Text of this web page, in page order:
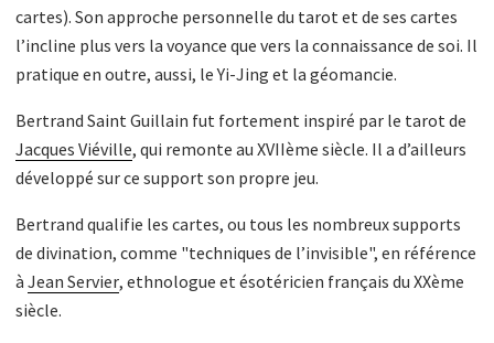
cartes). Son approche personnelle du tarot et de ses cartes
l’incline plus vers la voyance que vers la connaissance de soi. Il
pratique en outre, aussi, le Yi-Jing et la géomancie.
Bertrand Saint Guillain fut fortement inspiré par le tarot de
Jacques Viéville, qui remonte au XVIIème siècle. Il a d’ailleurs
développé sur ce support son propre jeu.
Bertrand qualifie les cartes, ou tous les nombreux supports
de divination, comme "techniques de l’invisible", en référence
àJean Servier, ethnologue et ésotéricien français du XXème
siècle.